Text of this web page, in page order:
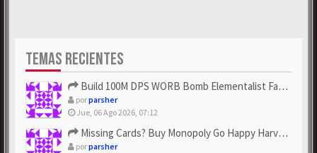
TEMAS RECIENTES
Build 100M DPS WORB Bomb Elementalist Fast - Grab POE Curren...
porparsher
Jue, 06 Ago 2026, 07:12
Missing Cards? Buy Monopoly Go Happy Harvest with Looney Tun...
porparsher